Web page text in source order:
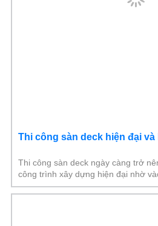
Thi công sàn deck hiện đại
Thi công sàn deck ngày càng trở
công trình xây dựng hiện đại nhờ
quả vượt trội. Với khả